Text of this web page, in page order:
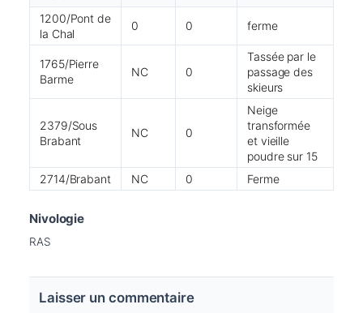
1200/Pont de
la Chal
0 0 ferme
1765/Pierre
Barme
NC 0
Tassée par le
passage des
skieurs
2379/Sous
Brabant
NC 0
Neige
transformée
et vieille
poudre sur 15
2714/Brabant
NC 0 Ferme
Nivologie
RAS
Laisser un commentaire